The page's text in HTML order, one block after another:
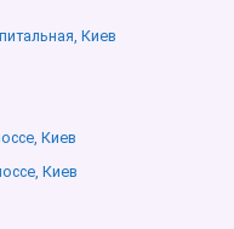
Киев
Киев
Киев